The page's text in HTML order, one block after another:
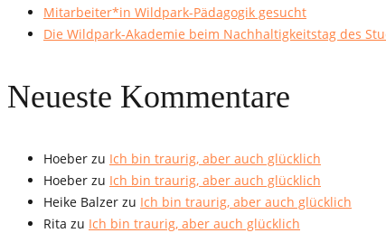
Mitarbeiter*in Wildpark-Pädagogik gesucht
Die Wildpark-Akademie beim Nachhaltigkeitstag des
Neueste Kommentare
Hoeber zu Ich bin traurig, aber auch glücklich
Hoeber zu Ich bin traurig, aber auch glücklich
Heike Balzer zu Ich bin traurig, aber auch glücklich
Rita zu Ich bin traurig, aber auch glücklich